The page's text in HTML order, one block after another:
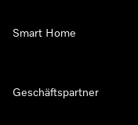
Smart Home
Geschäftspartner